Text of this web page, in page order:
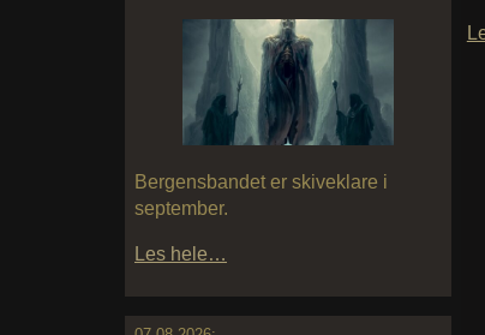
Bergensbandet er skiveklare i
september.
Les hele…